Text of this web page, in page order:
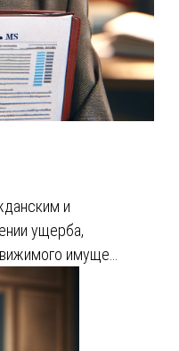
и
ущерба,
имуще…